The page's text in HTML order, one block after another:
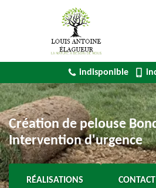
indisponible
Création de pelouse
Intervention d'urgence
RÉALISATIONS CONTACT